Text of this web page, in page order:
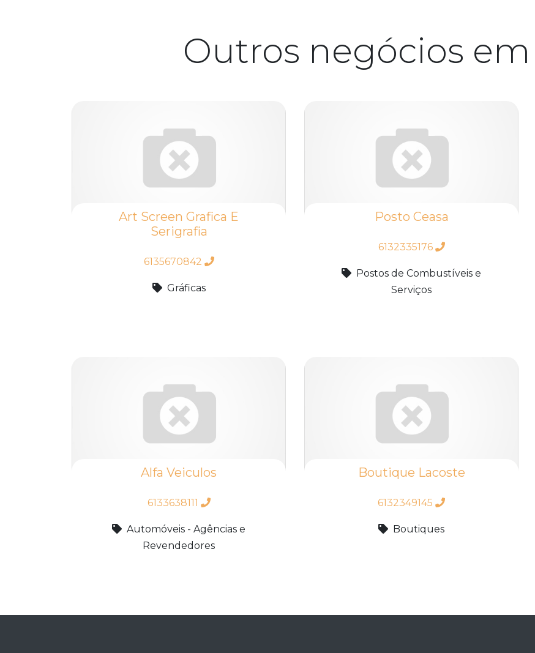
Outros negócios em
Art Screen Grafica E
Serigrafia
6135670842
Gráficas
Posto Ceasa
6132335176
Postos de Combustíveis e
Serviços
Alfa Veiculos
6133638111
Automóveis - Agências e
Revendedores
Boutique Lacoste
6132349145
Boutiques